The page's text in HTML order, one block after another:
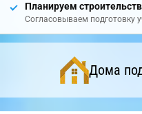
Планируем
Согласовываем подготовку
Дома